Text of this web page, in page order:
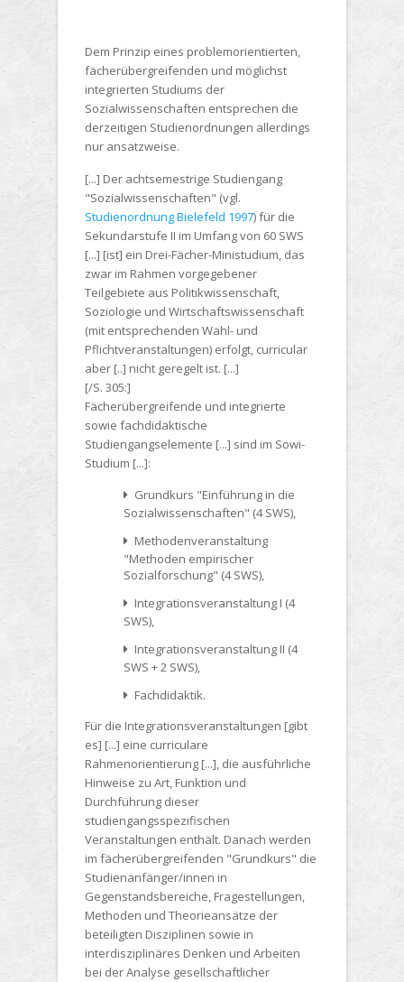
Dem Prinzip eines problemorientierten,
fächerübergreifenden und möglichst
integrierten Studiums der
Sozialwissenschaften entsprechen die
derzeitigen Studienordnungen allerdings
nur ansatzweise.
[...] Der achtsemestrige Studiengang
"Sozialwissenschaften" (vgl.
Studienordnung Bielefeld 1997) für die
Sekundarstufe II im Umfang von 60 SWS
[...] [ist] ein Drei-Fächer-Ministudium, das
zwar im Rahmen vorgegebener
Teilgebiete aus Politikwissenschaft,
Soziologie und Wirtschaftswissenschaft
(mit entsprechenden Wahl- und
Pflichtveranstaltungen) erfolgt, curricular
aber [..] nicht geregelt ist. [...]
[/S. 305:]
Fächerübergreifende und integrierte
sowie fachdidaktische
Studiengangselemente [...] sind im Sowi-
Studium [...]:
Grundkurs "Einführung in die
Sozialwissenschaften" (4 SWS),
Methodenveranstaltung
"Methoden empirischer
Sozialforschung" (4 SWS),
Integrationsveranstaltung I (4
SWS),
Integrationsveranstaltung II (4
SWS + 2 SWS),
Fachdidaktik.
Für die Integrationsveranstaltungen [gibt
es] [...] eine curriculare
Rahmenorientierung [...], die ausführliche
Hinweise zu Art, Funktion und
Durchführung dieser
studiengangsspezifischen
Veranstaltungen enthält. Danach werden
im fächerübergreifenden "Grundkurs" die
Studienanfänger/innen in
Gegenstandsbereiche, Fragestellungen,
Methoden und Theorieansätze der
beteiligten Disziplinen sowie in
interdisziplinäres Denken und Arbeiten
bei der Analyse gesellschaftlicher